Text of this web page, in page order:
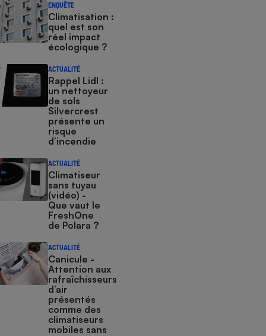
ENQUÊTE
Climatisation :
quel est son
réel impact
écologique ?
ACTUALITÉ
Rappel Lidl :
un nettoyeur
de sols
Silvercrest
présente un
risque
d’incendie
ACTUALITÉ
Climatiseur
sans tuyau
(vidéo) -
Que vaut le
FreshOne
de Polara ?
ACTUALITÉ
Canicule -
Attention aux
rafraîchisseurs
d’air
présentés
comme des
climatiseurs
mobiles sans